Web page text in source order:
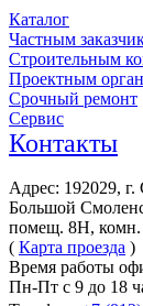
Каталог
Частным
Строительным
Проектным
Срочный ремонт
Сервис
Контакты
Адрес: 192029, г.
Большой
помещ. 8Н, комн.
( Карта проезда )
Время работы
Пн-Пт с 9 до 18